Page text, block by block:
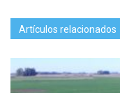
Artículos relacionados